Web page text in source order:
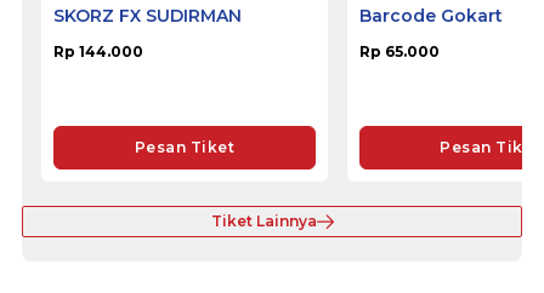
SKORZ FX SUDIRMAN
Rp 144.000
Pesan Tiket
Barcode Gokart
Rp 65.000
Pesan Tiket
Tiket Lainnya